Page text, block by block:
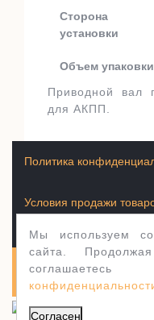
Сторона
установки
Объем упаковки
Приводной вал
для АКПП.
Мы используем
сайта.
Согласен
Условия продажи
Политика
Полуось.рф 2003-